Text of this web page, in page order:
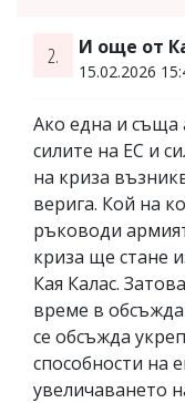
2. И още от
15.02.2026
Ако една и съща
силите на ЕС и
на криза
верига. Кой на
ръководи
криза ще стане
Кая Калас.
време в
се обсъжда
способности на
увеличаването